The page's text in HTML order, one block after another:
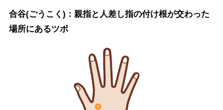
合谷(ごうこく)：親指と人差し指の付け根が交わった
場所にあるツボ